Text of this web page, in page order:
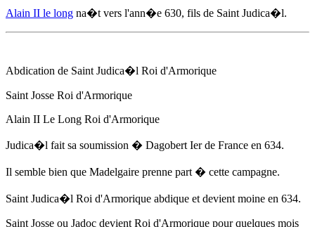
Alain II le long na�t vers l'ann�e 630, fils de Saint Judica�l.
Abdication de Saint Judica�l Roi d'Armorique
Saint Josse Roi d'Armorique
Alain II Le Long Roi d'Armorique
Judica�l fait sa soumission � Dagobert Ier de France en 634.
Il semble bien que Madelgaire prenne part � cette campagne.
Saint Judica�l Roi d'Armorique abdique et devient moine en 634.
Saint Josse ou Jadoc devient Roi d'Armorique pour quelques mois